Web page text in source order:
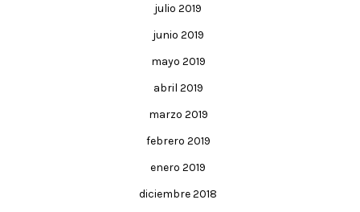
julio 2019
junio 2019
mayo 2019
abril 2019
marzo 2019
febrero 2019
enero 2019
diciembre 2018